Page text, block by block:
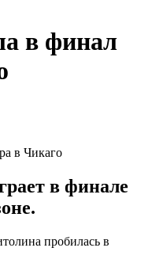
в финал
в финале
пробилась в